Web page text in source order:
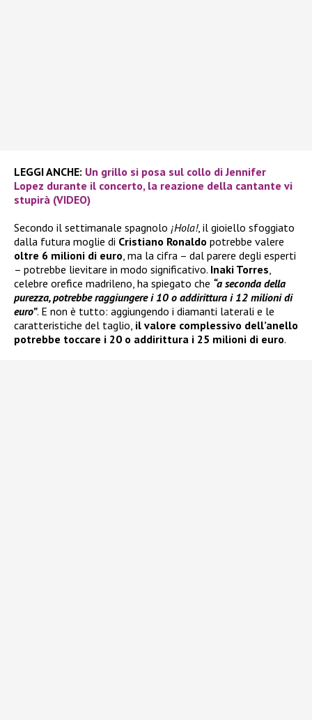
LEGGI ANCHE: Un grillo si posa sul collo di Jennifer
Lopez durante il concerto, la reazione della cantante vi
stupirà (VIDEO)
Secondo il settimanale spagnolo ¡Hola!, il gioiello sfoggiato
dalla futura moglie di Cristiano Ronaldo potrebbe valere
oltre 6 milioni di euro, ma la cifra – dal parere degli esperti
– potrebbe lievitare in modo significativo. Inaki Torres,
celebre orefice madrileno, ha spiegato che “a seconda della
purezza, potrebbe raggiungere i 10 o addirittura i 12 milioni di
euro”. E non è tutto: aggiungendo i diamanti laterali e le
caratteristiche del taglio, il valore complessivo dell’anello
potrebbe toccare i 20 o addirittura i 25 milioni di euro.